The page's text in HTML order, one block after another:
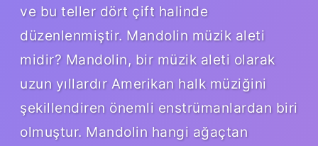
ve bu teller dört çift halinde
düzenlenmiştir. Mandolin müzik aleti
midir? Mandolin, bir müzik aleti olarak
uzun yıllardır Amerikan halk müziğini
şekillendiren önemli enstrümanlardan biri
olmuştur. Mandolin hangi ağaçtan